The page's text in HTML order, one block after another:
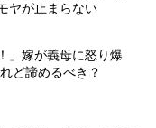
ヤが止まらない
」嫁が義母に怒り爆
ど諦めるべき？